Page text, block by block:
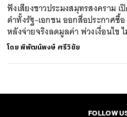
ฟังเสียงชาวประมงสมุทรสงคราม
ดำทั้งรัฐ-เอกชน ออกสื่อประกาศซื้
หลังจ่ายจริงลดมูลค่า พ่วงเงื่อนไข
โดยพิพัฒน์พงษ์ ศรีวิชัย
FOLLOW